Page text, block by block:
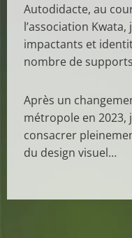
Autodidacte, au
l’association Kwata,
impactants et
nombre de
Après un
métropole en 2023,
consacrer
du design visuel…